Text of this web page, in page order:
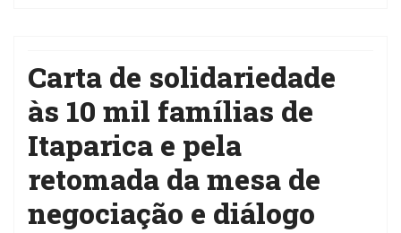
Carta de solidariedade
às 10 mil famílias de
Itaparica e pela
retomada da mesa de
negociação e diálogo